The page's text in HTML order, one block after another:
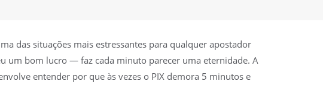
das situações mais estressantes para qualquer apostador
um bom lucro — faz cada minuto parecer uma eternidade. A
entender por que às vezes o PIX demora 5 minutos e